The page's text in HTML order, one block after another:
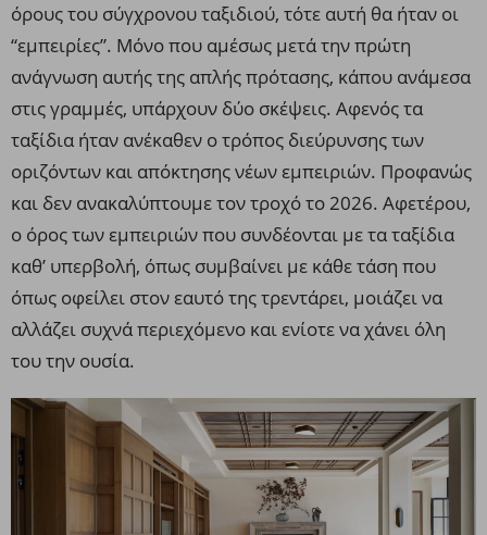
όρους του σύγχρονου ταξιδιού, τότε αυτή θα ήταν οι
“εμπειρίες”. Μόνο που αμέσως μετά την πρώτη
ανάγνωση αυτής της απλής πρότασης, κάπου ανάμεσα
στις γραμμές, υπάρχουν δύο σκέψεις. Αφενός τα
ταξίδια ήταν ανέκαθεν ο τρόπος διεύρυνσης των
οριζόντων και απόκτησης νέων εμπειριών. Προφανώς
και δεν ανακαλύπτουμε τον τροχό το 2026. Αφετέρου,
ο όρος των εμπειριών που συνδέονται με τα ταξίδια
καθ’ υπερβολή, όπως συμβαίνει με κάθε τάση που
όπως οφείλει στον εαυτό της τρεντάρει, μοιάζει να
αλλάζει συχνά περιεχόμενο και ενίοτε να χάνει όλη
του την ουσία.